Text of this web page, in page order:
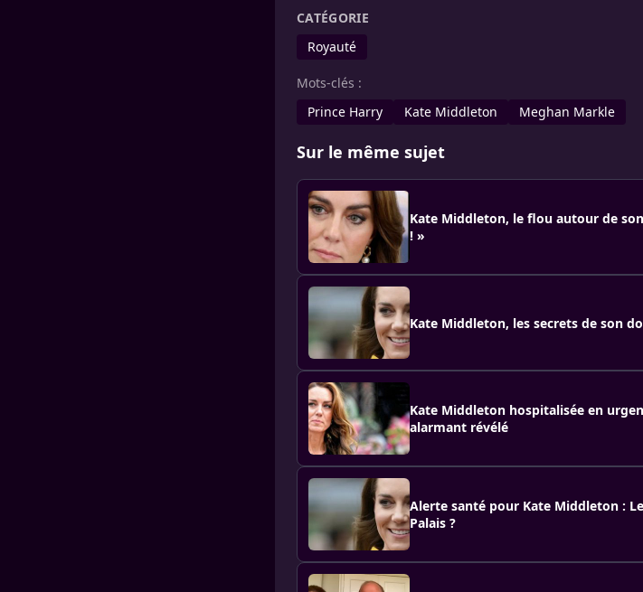
CATÉGORIE
Royauté
Mots-clés :
Prince Harry
Kate Middleton Meghan Markle
Sur le même sujet
Kate Middleton, le flou autour de
! »
Kate Middleton, les secrets de son
Kate Middleton hospitalisée en
alarmant révélé
Alerte santé pour Kate Middleton :
Palais ?